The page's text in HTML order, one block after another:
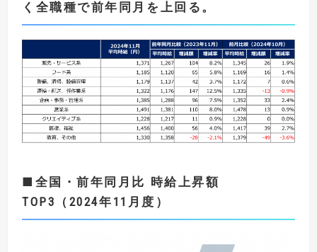
く全職種で前年同月を上回る。
■ 全国・前年同月比 時給上昇額
TOP3
（ 2024年11 月度）